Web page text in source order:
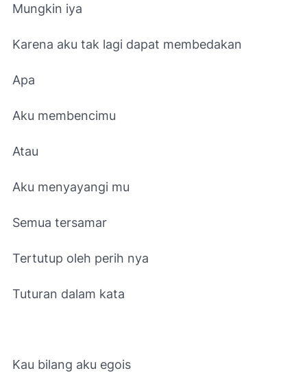
Mungkin iya
Karena aku tak lagi dapat membedakan
Apa
Aku membencimu
Atau
Aku menyayangi mu
Semua tersamar
Tertutup oleh perih nya
Tuturan dalam kata
Kau bilang aku egois